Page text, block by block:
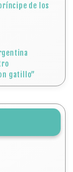
de los
gatillo”